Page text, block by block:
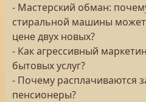
- Мастерский обман:
стиральной машины может
цене двух новых?
- Как агрессивный
бытовых услуг?
- Почему расплачиваются
пенсионеры?